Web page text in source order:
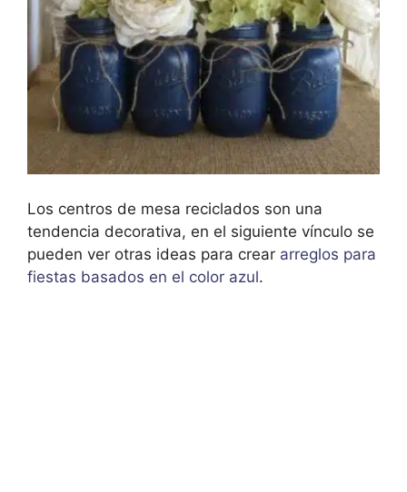
Los centros de mesa reciclados son una
tendencia decorativa, en el siguiente vínculo se
pueden ver otras ideas para crear arreglos para
fiestas basados en el color azul.